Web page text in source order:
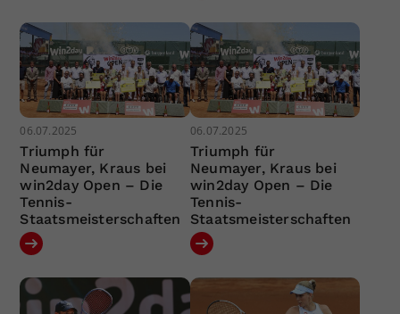
06.07.2025
Triumph für
Neumayer, Kraus bei
win2day Open – Die
Tennis-
Staatsmeisterschaften
06.07.2025
Triumph für
Neumayer, Kraus bei
win2day Open – Die
Tennis-
Staatsmeisterschaften